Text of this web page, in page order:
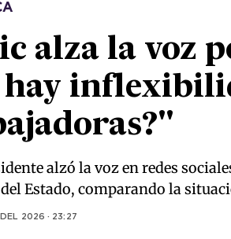
alza la voz
hay
alzó la voz en redes
Estado, comparando la
2026 · 23:27